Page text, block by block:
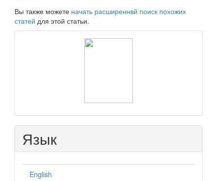
Вы также можете начать расширеннвй поиск похожих
статей для этой статьи.
Язык
English